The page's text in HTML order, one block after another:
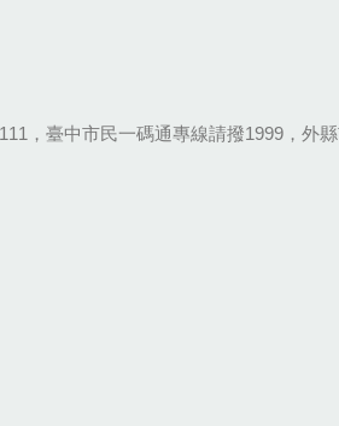
，臺中市民一碼通專線請撥1999，外